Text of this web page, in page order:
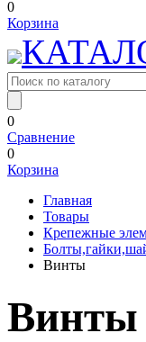
0
Корзина
0
Сравнение
0
Корзина
Главная
Товары
Крепежные
Винты
Винты